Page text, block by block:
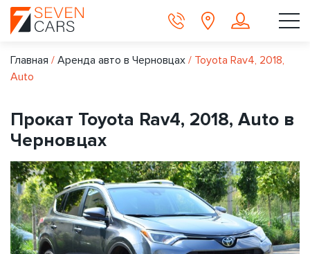
Главная / Аренда авто в Черновцах / Toyota Rav4, 2018,
Auto
Прокат Toyota Rav4, 2018, Auto в
Черновцах